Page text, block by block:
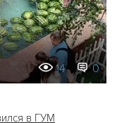
14 0
в ГУМ